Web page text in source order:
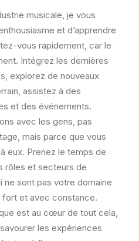
musicale, je vous
et d’apprendre
vous rapidement, car le
Intégrez les dernières
explorez de nouveaux
assistez à des
et des événements.
avec les gens, pas
mais parce que vous
eux. Prenez le temps de
rôles et secteurs de
ne sont pas votre domaine
fort et avec constance.
est au cœur de tout cela,
les expériences